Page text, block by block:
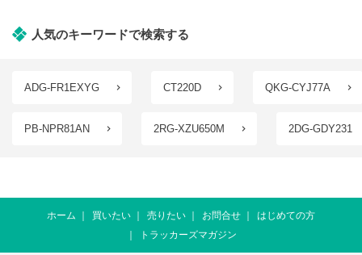
人気のキーワードで検索する
ADG-FR1EXYG CT220D QKG-CYJ77A
PB-NPR81AN 2RG-XZU650M 2DG-GDY231
ホーム 買いたい 売りたい お問合せ
はじめての方
トラッカーズマガジン